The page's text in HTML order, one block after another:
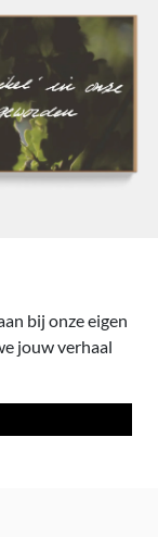
bij onze eigen
jouw verhaal